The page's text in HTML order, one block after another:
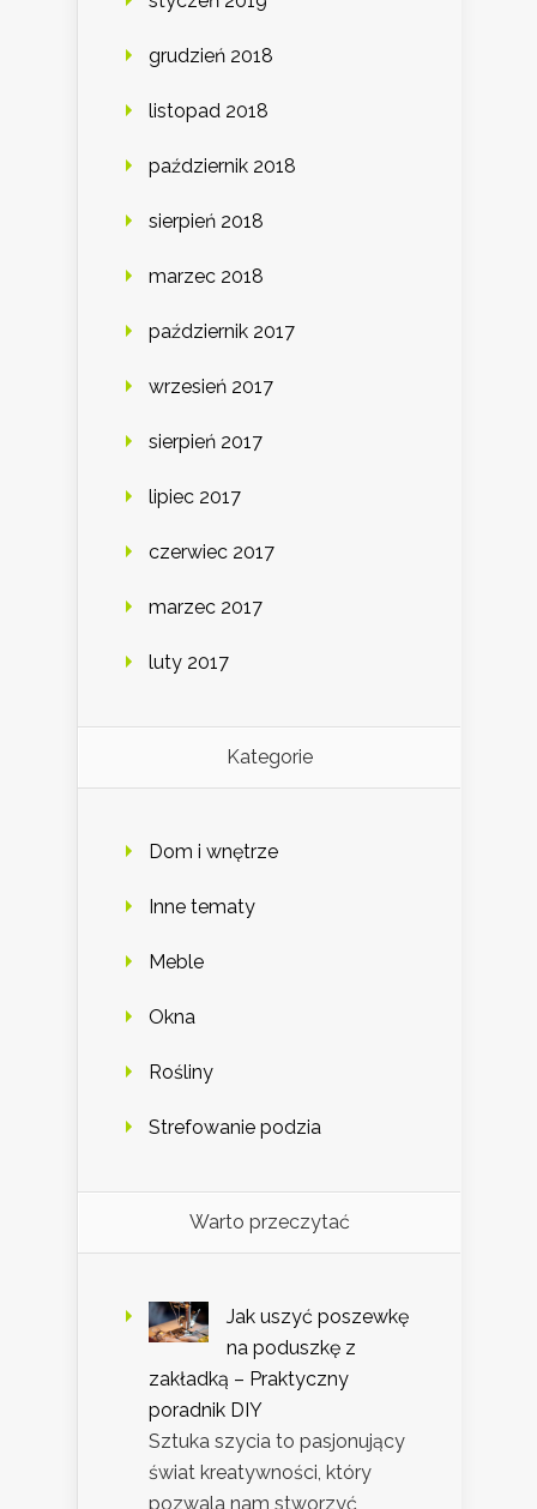
grudzień 2018
listopad 2018
październik 2018
sierpień 2018
marzec 2018
październik 2017
wrzesień 2017
sierpień 2017
lipiec 2017
czerwiec 2017
marzec 2017
luty 2017
Kategorie
Dom i wnętrze
Inne tematy
Meble
Okna
Rośliny
Strefowanie podzia
Warto przeczytać
Jak uszyć poszewkę
na poduszkę z
zakładką – Praktyczny
poradnik DIY
Sztuka szycia to pasjonujący
świat kreatywności, który
pozwala nam stworzyć